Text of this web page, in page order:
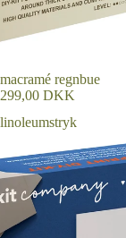
macramé regnbue
299,00 DKK
linoleumstryk